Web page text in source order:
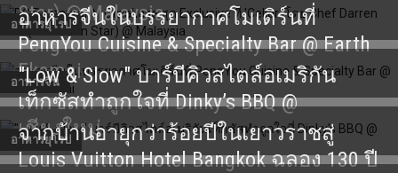
Star) @ Malaysia
อาหารยุโรป
อาหารจีนในบรรยากาศโมเดิร์นที่
PengYou Cuisine & Specialty Bar @ Earth
Ekamai
อาหารจีน
"Low & Slow" บาร์บีคิวสไตล์อเมริกัน
เท็กซัสทำถูกใจที่ Dinky’s BBQ @
เชียงใหม่
อาหารยุโรป
จากบ้านอายุกว่าร้อยปีในเยาวราชสู่
Louis Vuitton Hotel Bangkok ฉลอง 130 ปี